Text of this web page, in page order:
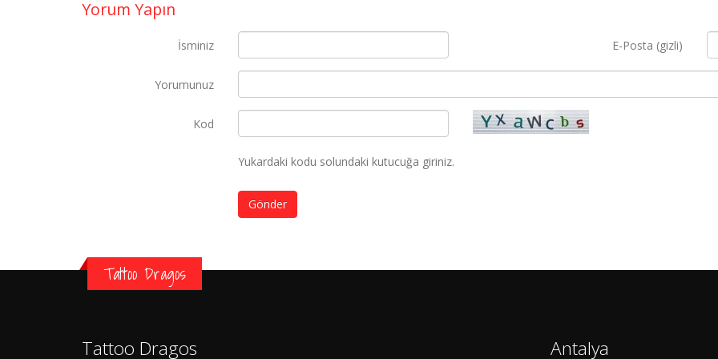
Yorum Yapın
İsminiz E-Posta (gizli)
Yorumunuz
Kod
Yukardaki kodu solundaki kutucuğa giriniz.
Gönder
Tattoo Dragos
Tattoo Dragos Antalya